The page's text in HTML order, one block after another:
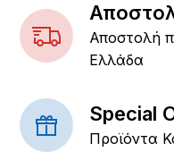
Αποστολή
Ελλάδα
Special
Προϊόντα